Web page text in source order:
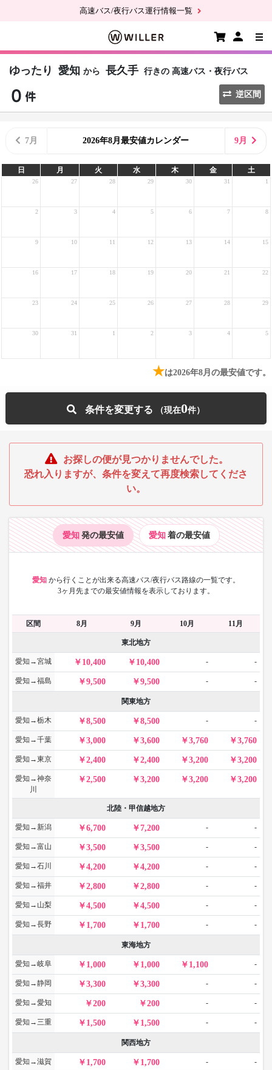
高速バス/夜行バス運行情報一覧
ゆったり 愛知 から 長久手 行きの 高速バス・夜行バス
逆区間
7月 2026年8月最安値カレンダー 9月
日 月 火 水 木 金 土
26 27 28 29 30 31 1
2 3 4 5 6 7 8
9 10 11 12 13 14 15
16 17 18 19 20 21 22
23 24 25 26 27 28 29
30 31 1 2 3 4 5
★は2026年8月の最安値です。
条件を変更する 0
お探しの便が見つかりませんでした。
恐れ入りますが、条件を変えて再度検索してくださ
い。
愛知 発の最安値 愛知 着の最安値
愛知 から行くことが出来る高速バス/夜行バス路線の一覧です。
3ヶ月先までの最安値情報を表示しております。
区間 8月 9月 10月 11月
東北地方
愛知→宮城 10,400 10,400 - -
愛知→福島 9,500 9,500 - -
関東地方
愛知→栃木 8,500 8,500 - -
愛知→千葉 3,000 3,600 3,760 3,760
愛知→東京 2,400 2,400 3,200 3,200
愛知→神奈
川
2,500 3,200 3,200 3,200
北陸・甲信越地方
愛知→新潟 6,700 7,200 - -
愛知→富山 3,500 3,500 - -
愛知→石川 4,200 4,200 - -
愛知→福井 2,800 2,800 - -
愛知→山梨 4,500 4,500 - -
愛知→長野 1,700 1,700 - -
東海地方
愛知→岐阜 1,000 1,000 1,100 -
愛知→静岡 3,300 3,300 - -
愛知→愛知 200 200 - -
愛知→三重 1,500 1,500 - -
関西地方
愛知→滋賀 1,700 1,700 - -